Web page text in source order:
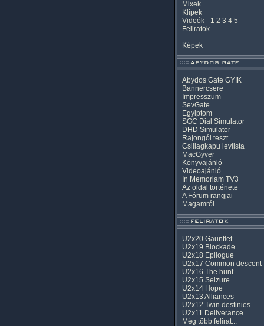
Mixek
Klipek
Videók - 1 2 3 4 5
Feliratok
Képek
Abydos Gate GYIK
Bannercsere
Impresszum
SevGate
Egyiptom
SGC Dial Simulator
DHD Simulator
Rajongói teszt
Csillagkapu levlista
MacGyver
Könyvajánló
Videoajánló
In Memoriam TV3
Az oldal története
A Fórum rangjai
Magamról
U2x20 Gauntlet
U2x19 Blockade
U2x18 Epilogue
U2x17 Common descent
U2x16 The hunt
U2x15 Seizure
U2x14 Hope
U2x13 Alliances
U2x12 Twin destinies
U2x11 Deliverance
Még több felirat...